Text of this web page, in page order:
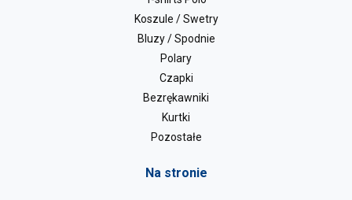
Koszule / Swetry
Bluzy / Spodnie
Polary
Czapki
Bezrękawniki
Kurtki
Pozostałe
Na stronie